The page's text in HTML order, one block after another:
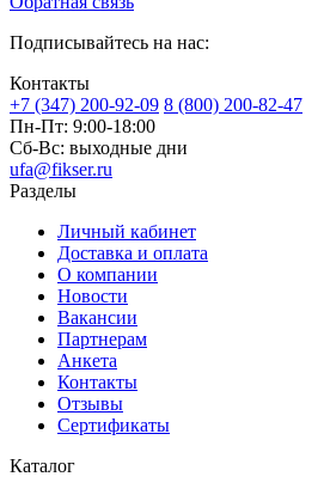
Подписывайтесь на нас:
Контакты
+7 (347) 200-92-09 8 (800) 200-82-47
Пн-Пт: 9:00-18:00
Сб-Вс: выходные дни
ufa@fikser.ru
Разделы
Личный кабинет
Доставка и оплата
О компании
Новости
Вакансии
Партнерам
Анкета
Контакты
Отзывы
Сертификаты
Каталог